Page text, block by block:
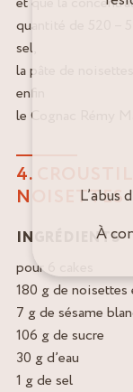
quantité de 520 –
sel,
la pâte de
enfin
le Cognac Rémy
4.
NOISETTES
INGRÉDIENTS
pour 6 cakes
180 g de
7 g de sésame
106 g de sucre
30 g d’eau
1 g de sel
L’abus
À